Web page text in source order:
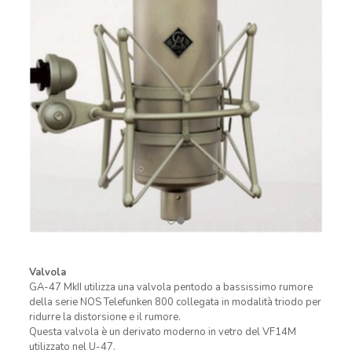
Valvola
GA-47 MkII utilizza una valvola pentodo a bassissimo rumore
della serie NOS Telefunken 800 collegata in modalità triodo per
ridurre la distorsione e il rumore.
Questa valvola è un derivato moderno in vetro del VF14M
utilizzato nel U-47.